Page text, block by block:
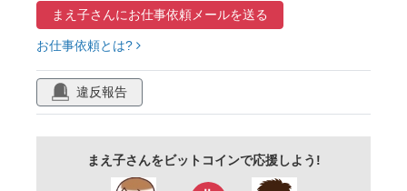
スポーツ 運動会 体育祭 うんどう
うんどうかい うんどう会
保育園 園児
遊ぶ 遊び 動く
外遊び 未就学 未就学児 幼児
幼稚園児 保育園児 紅白
まえ子さんにお仕事依頼メールを送る
お仕事依頼とは?
違反報告
まえ子さんをビットコインで応援しよう!